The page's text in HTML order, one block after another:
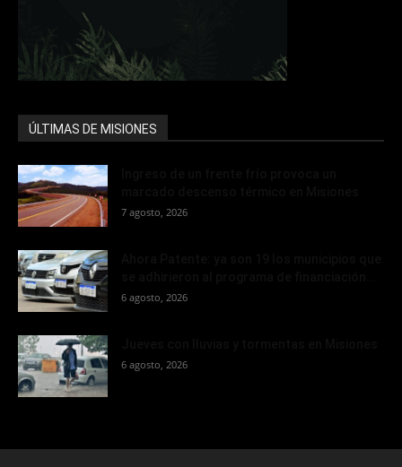
ÚLTIMAS DE MISIONES
7 agosto, 2026
6 agosto, 2026
6 agosto, 2026